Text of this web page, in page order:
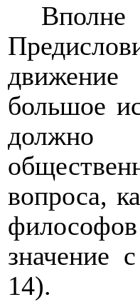
Вполне
движение
большое
должно
вопроса,
значение
14).